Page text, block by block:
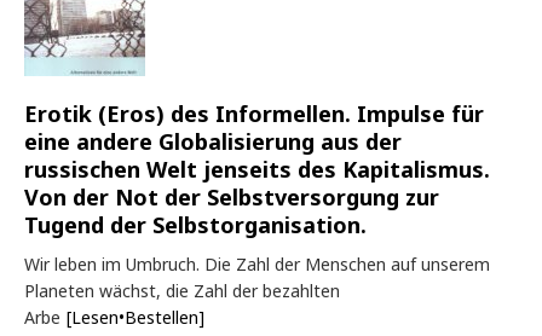
Erotik (Eros) des Informellen. Impulse für
eine andere Globalisierung aus der
russischen Welt jenseits des Kapitalismus.
Von der Not der Selbstversorgung zur
Tugend der Selbstorganisation.
Wir leben im Umbruch. Die Zahl der Menschen auf unserem
Planeten wächst, die Zahl der bezahlten
Arbe [Lesen•Bestellen]